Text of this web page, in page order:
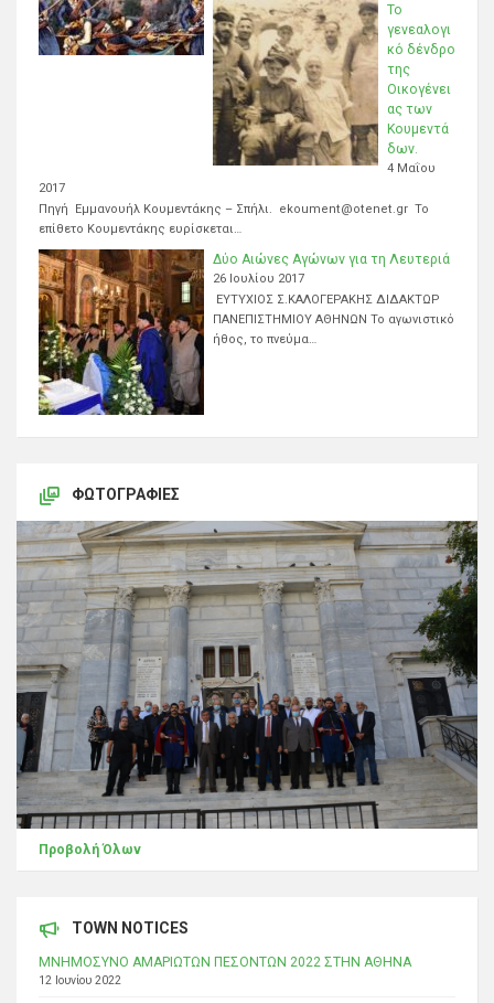
Το
γενεαλογι
κό δένδρο
της
Οικογένει
ας των
Κουμεντά
δων.
4 Μαΐου
2017
Πηγή Εμμανουήλ Κουμεντάκης – Σπήλι. ekoument@otenet.gr Το
επίθετο Κουμεντάκης ευρίσκεται…
Δύο Αιώνες Αγώνων για τη Λευτεριά
26 Ιουλίου 2017
ΕΥΤΥΧΙΟΣ Σ.ΚΑΛΟΓΕΡΑΚΗΣ ΔΙΔΑΚΤΩΡ
ΠΑΝΕΠΙΣΤΗΜΙΟΥ ΑΘΗΝΩΝ Το αγωνιστικό
ήθος, το πνεύμα…
ΦΩΤΟΓΡΑΦΊΕΣ
Προβολή Όλων
TOWN NOTICES
ΜΝΗΜΟΣΥΝΟ ΑΜΑΡΙΩΤΩΝ ΠΕΣΟΝΤΩΝ 2022 ΣΤΗΝ ΑΘΗΝΑ
12 Ιουνίου 2022